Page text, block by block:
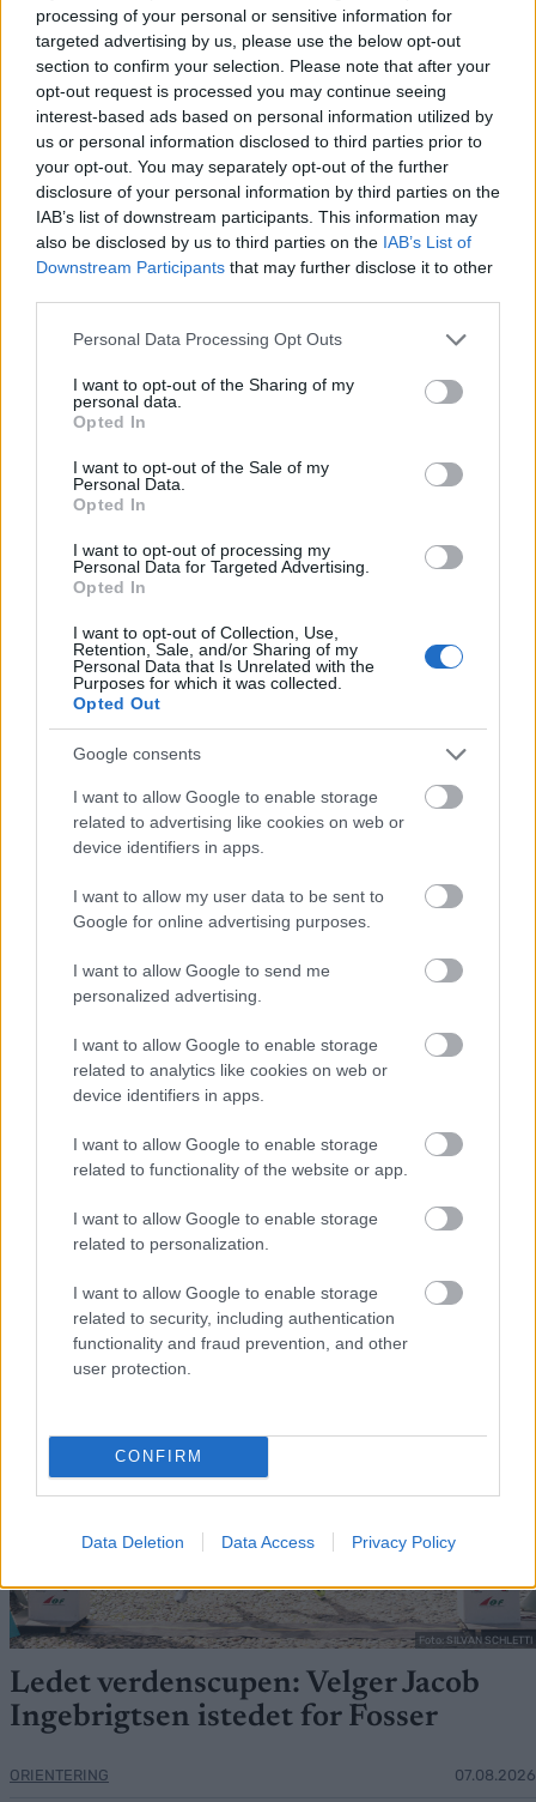
processing of your personal or sensitive information for
targeted advertising by us, please use the below opt-out
section to confirm your selection. Please note that after your
opt-out request is processed you may continue seeing
interest-based ads based on personal information utilized by
us or personal information disclosed to third parties prior to
your opt-out. You may separately opt-out of the further
disclosure of your personal information by third parties on the
IAB’s list of downstream participants. This information may
also be disclosed by us to third parties on the IAB’s List of
Downstream Participants that may further disclose it to other
Please note that this website/app uses one or more Google
not limited to your visit or usage behaviour. You may click to
grant or deny consent to Google and its third-party tags to
use your data for below specified purposes in below Google
consent section.
Personal Data Processing Opt Outs
I want to opt-out of the Sharing of my
personal data.
Opted In
I want to opt-out of the Sale of my
Personal Data.
Opted In
I want to opt-out of processing my
Personal Data for Targeted Advertising.
Opted In
I want to opt-out of Collection, Use,
Retention, Sale, and/or Sharing of my
Personal Data that Is Unrelated with the
Purposes for which it was collected.
Opted Out
Google consents
I want to allow Google to enable storage
related to advertising like cookies on web or
device identifiers in apps.
I want to allow my user data to be sent to
Google for online advertising purposes.
I want to allow Google to send me
personalized advertising.
I want to allow Google to enable storage
related to analytics like cookies on web or
device identifiers in apps.
I want to allow Google to enable storage
related to functionality of the website or app.
I want to allow Google to enable storage
related to personalization.
I want to allow Google to enable storage
related to security, including authentication
functionality and fraud prevention, and other
user protection.
CONFIRM
Data Deletion Data Access Privacy Policy
De har ligget i VM-byen i snart en uke og trent
jevnt godt hele tiden. I dag har de så og si tatt
treningsfri. I morgen blir det siste finpuss.
– Vi får ta et par runder i løypa. Vi må nesten holde
det hele igang!
Meld deg på vårt nyhetsbrev
Meld deg på
MEST LEST
Medal
jeover
Beijin
2022.
2.20
22
2 MED
ALJE
SIKT:
OL
Pyeon
gchan
RESULTA
TER
2.20
18
3 Langr
–
Progr
am og
sende
tider
RESULTA
TER
.201
8
4 Result
Beijin
g
RESULTA
TER
1.20
5 Progr
RESULTA
FLERE ARTIKLER
Medlemsartikler
Foto: SILVAN SCHLETTI
Ledet verdenscupen: Velger Jacob
Ingebrigtsen istedet for Fosser
ORIENTERING 07.08.2026